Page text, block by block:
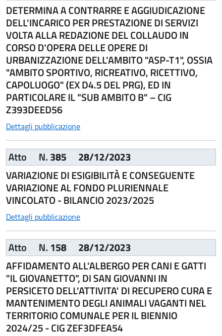
DETERMINA A CONTRARRE E AGGIUDICAZIONE
DELL'INCARICO PER PRESTAZIONE DI SERVIZI
VOLTA ALLA REDAZIONE DEL COLLAUDO IN
CORSO D'OPERA DELLE OPERE DI
URBANIZZAZIONE DELL'AMBITO "ASP-T1", OSSIA
"AMBITO SPORTIVO, RICREATIVO, RICETTIVO,
CAPOLUOGO" (EX D4.5 DEL PRG), ED IN
PARTICOLARE IL "SUB AMBITO B" – CIG
Z393DEED56
Dettagli pubblicazione
Atto N.385
28/12/2023
VARIAZIONE DI ESIGIBILITÀ E CONSEGUENTE
VARIAZIONE AL FONDO PLURIENNALE
VINCOLATO - BILANCIO 2023/2025
Dettagli pubblicazione
Atto N.158
28/12/2023
AFFIDAMENTO ALL'ALBERGO PER CANI E GATTI
"IL GIOVANETTO", DI SAN GIOVANNI IN
PERSICETO DELL'ATTIVITA' DI RECUPERO CURA E
MANTENIMENTO DEGLI ANIMALI VAGANTI NEL
TERRITORIO COMUNALE PER IL BIENNIO
2024/25 - CIG ZEF3DFEA54